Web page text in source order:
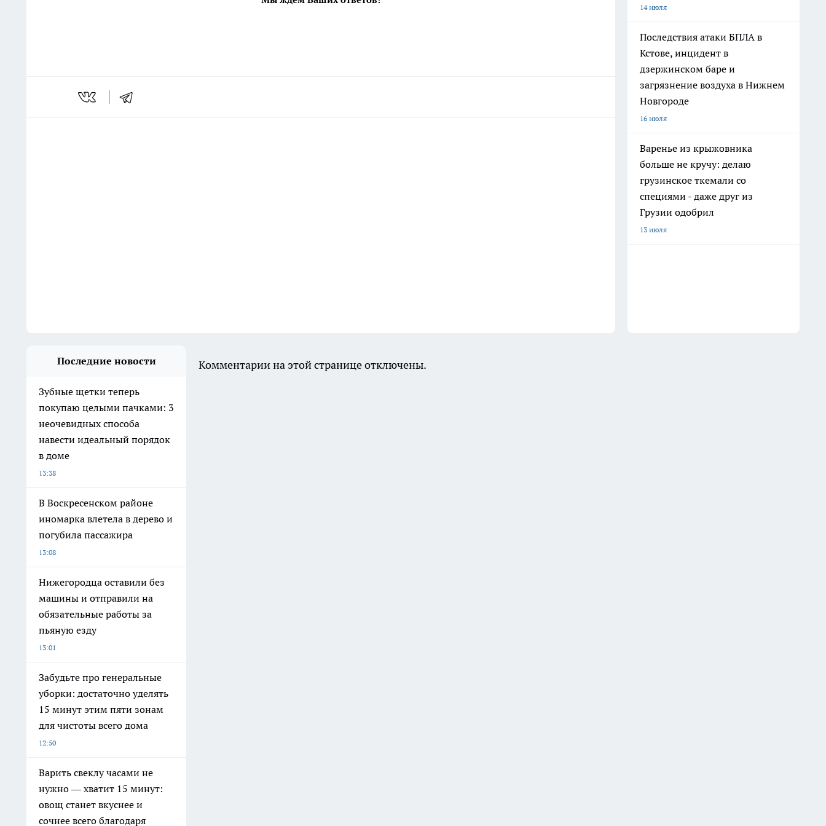
14 июля
Последствия атаки БПЛА в
Кстове, инцидент в
дзержинском баре и
загрязнение воздуха в Нижнем
Новгороде
16 июля
Варенье из крыжовника
больше не кручу: делаю
грузинское ткемали со
специями - даже друг из
Грузии одобрил
13 июля
Последние новости
Зубные щетки теперь
покупаю целыми пачками: 3
неочевидных способа
навести идеальный порядок
в доме
13:38
В Воскресенском районе
иномарка влетела в дерево и
погубила пассажира
13:08
Нижегородца оставили без
машины и отправили на
обязательные работы за
пьяную езду
13:01
Забудьте про генеральные
уборки: достаточно уделять
15 минут этим пяти зонам
для чистоты всего дома
12:50
Варить свеклу часами не
нужно — хватит 15 минут:
овощ станет вкуснее и
сочнее всего благодаря
Комментарии на этой странице отключены.